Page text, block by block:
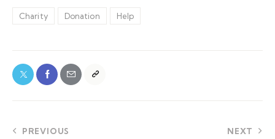
Charity Donation Help
PREVIOUS NEXT